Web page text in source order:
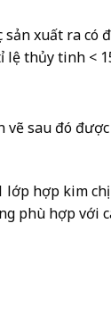
sản xuất ra có
lệ thủy tinh <
vẽ sau đó
lớp hợp kim
phù hợp với